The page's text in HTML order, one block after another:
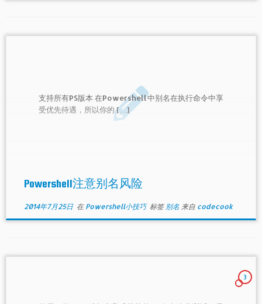
支持所有PS版本 在Powershell中别名在执行命令中享
受优先待遇，所以你的 […]
Powershell注意别名风险
2014年7月25日在 Powershell小技巧 标签别名 来自 codecook
3